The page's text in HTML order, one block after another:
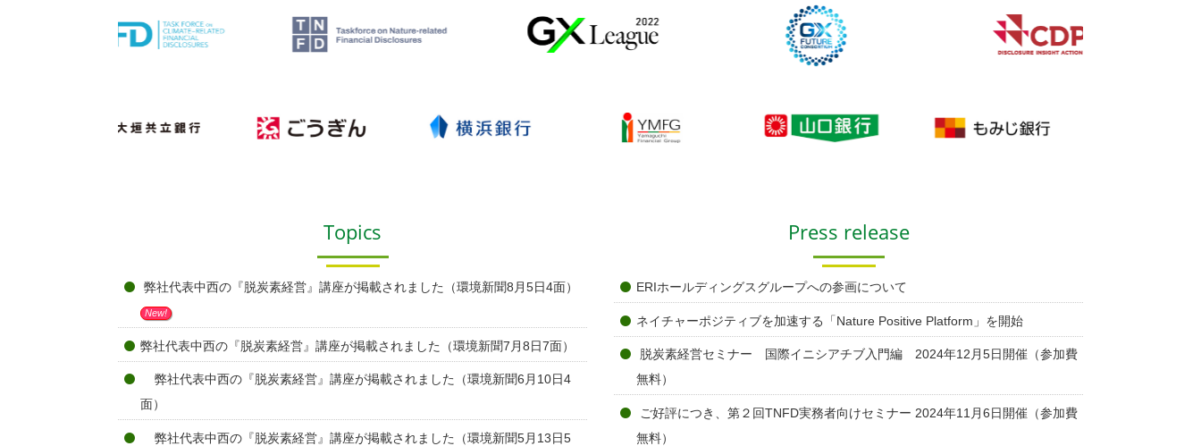
Topics
弊社代表中西の『脱炭素経営』講座が掲載されました（環境新聞8月5日4面）
New!
弊社代表中西の『脱炭素経営』講座が掲載されました（環境新聞7月8日7面）
弊社代表中西の『脱炭素経営』講座が掲載されました（環境新聞6月10日4
面）
弊社代表中西の『脱炭素経営』講座が掲載されました（環境新聞5月13日5
Press release
ERIホールディングスグループへの参画について
ネイチャーポジティブを加速する「Nature Positive Platform」を開始
脱炭素経営セミナー 国際イニシアチブ入門編 2024年12月5日開催（参加費
無料）
ご好評につき、第２回TNFD実務者向けセミナー 2024年11月6日開催（参加費
無料）